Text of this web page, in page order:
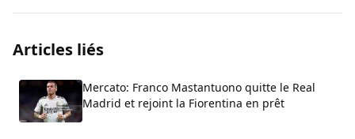
Articles liés
Mercato: Franco Mastantuono quitte le Real
Madrid et rejoint la Fiorentina en prêt